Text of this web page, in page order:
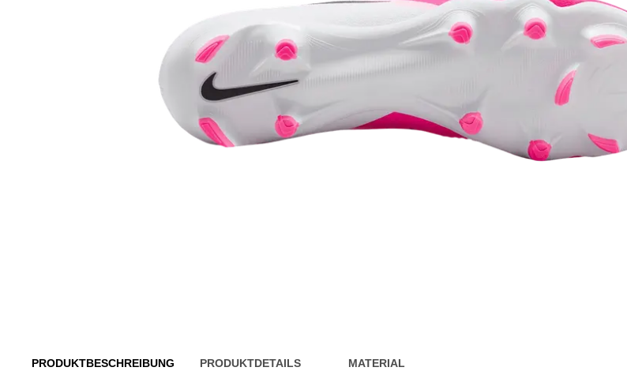
PRODUKTBESCHREIBUNG PRODUKTDETAILS MATERIAL